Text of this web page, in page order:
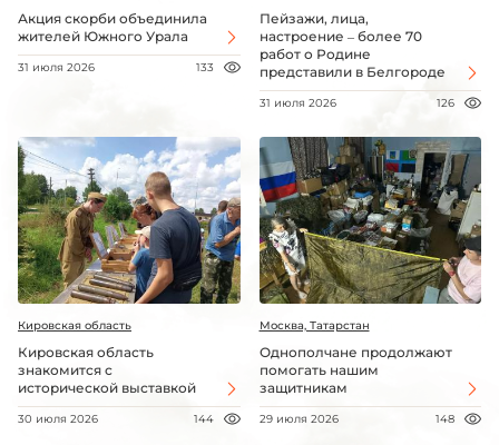
Акция скорби объединила
жителей Южного Урала
31 июля 2026 133
Пейзажи, лица,
настроение – более 70
работ о Родине
представили в Белгороде
31 июля 2026 126
Кировская область
Кировская область
знакомится с
исторической выставкой
30 июля 2026 144
Москва, Татарстан
Однополчане продолжают
помогать нашим
защитникам
29 июля 2026 148